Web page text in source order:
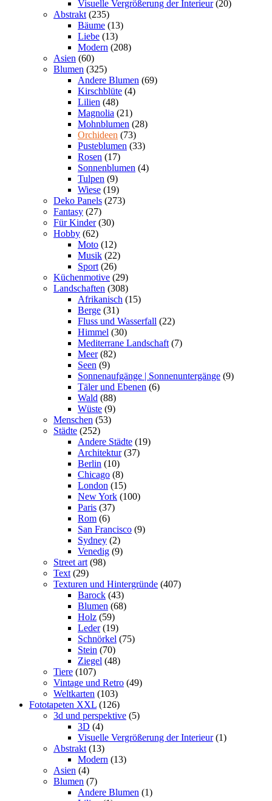
Visuelle Vergrößerung der Interieur (20)
Abstrakt (235)
Bäume (13)
Liebe (13)
Modern (208)
Asien (60)
Blumen (325)
Andere Blumen (69)
Kirschblüte (4)
Lilien (48)
Magnolia (21)
Mohnblumen (28)
Orchideen (73)
Pusteblumen (33)
Rosen (17)
Sonnenblumen (4)
Tulpen (9)
Wiese (19)
Deko Panels (273)
Fantasy (27)
Für Kinder (30)
Hobby (62)
Moto (12)
Musik (22)
Sport (26)
Küchenmotive (29)
Landschaften (308)
Afrikanisch (15)
Berge (31)
Fluss und Wasserfall (22)
Himmel (30)
Mediterrane Landschaft (7)
Meer (82)
Seen (9)
Sonnenaufgänge | Sonnenuntergänge (9)
Täler und Ebenen (6)
Wald (88)
Wüste (9)
Menschen (53)
Städte (252)
Andere Städte (19)
Architektur (37)
Berlin (10)
Chicago (8)
London (15)
New York (100)
Paris (37)
Rom (6)
San Francisco (9)
Sydney (2)
Venedig (9)
Street art (98)
Text (29)
Texturen und Hintergründe (407)
Barock (43)
Blumen (68)
Holz (59)
Leder (19)
Schnörkel (75)
Stein (70)
Ziegel (48)
Tiere (107)
Vintage und Retro (49)
Weltkarten (103)
Fototapeten XXL (126)
3d und perspektive (5)
3D (4)
Visuelle Vergrößerung der Interieur (1)
Abstrakt (13)
Modern (13)
Asien (4)
Blumen (7)
Andere Blumen (1)